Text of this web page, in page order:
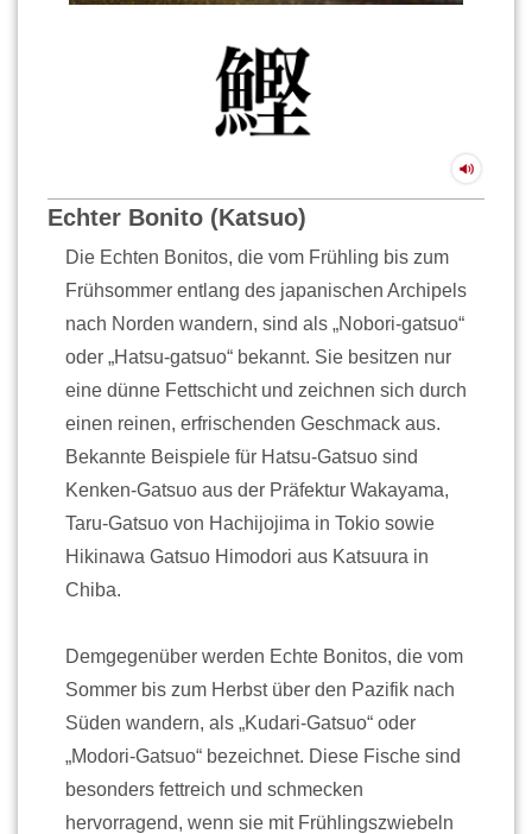
Echter Bonito (Katsuo)
Die Echten Bonitos, die vom Frühling bis zum
Frühsommer entlang des japanischen Archipels
nach Norden wandern, sind als „Nobori-gatsuo“
oder „Hatsu-gatsuo“ bekannt. Sie besitzen nur
eine dünne Fettschicht und zeichnen sich durch
einen reinen, erfrischenden Geschmack aus.
Bekannte Beispiele für Hatsu-Gatsuo sind
Kenken-Gatsuo aus der Präfektur Wakayama,
Taru-Gatsuo von Hachijojima in Tokio sowie
Hikinawa Gatsuo Himodori aus Katsuura in
Chiba.
Demgegenüber werden Echte Bonitos, die vom
Sommer bis zum Herbst über den Pazifik nach
Süden wandern, als „Kudari-Gatsuo“ oder
„Modori-Gatsuo“ bezeichnet. Diese Fische sind
besonders fettreich und schmecken
hervorragend, wenn sie mit Frühlingszwiebeln